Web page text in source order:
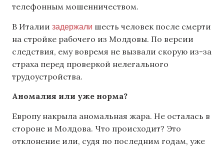
телефонным мошенничеством.
В Италии задержали шесть человек после смерти
на стройке рабочего из Молдовы. По версии
следствия, ему вовремя не вызвали скорую из-за
страха перед проверкой нелегального
трудоустройства.
Аномалия или уже норма?
Европу накрыла аномальная жара. Не осталась в
стороне и Молдова. Что происходит? Это
отклонение или, судя по последним годам, уже